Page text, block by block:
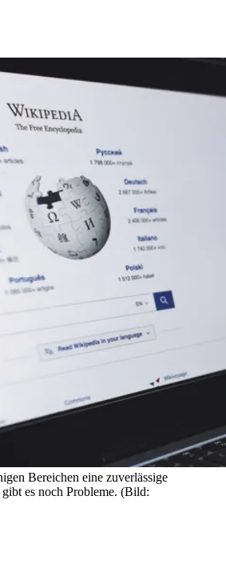
Bereichen eine zuverlässige
es noch Probleme. (Bild: